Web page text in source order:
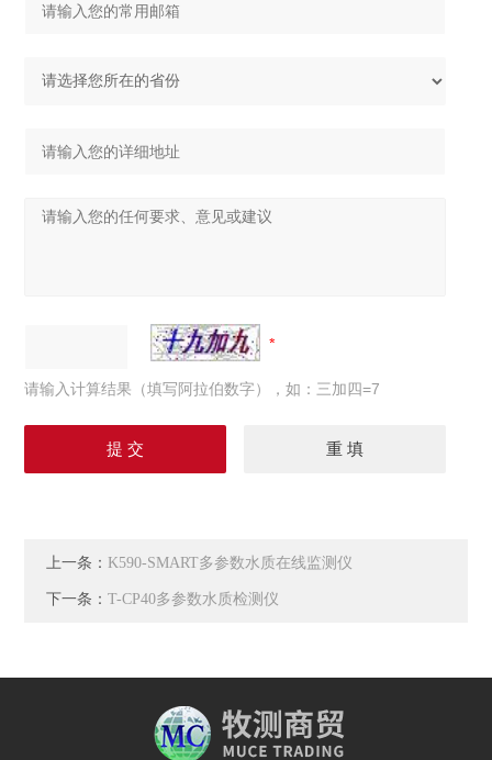
请输入计算结果（填写阿拉伯数字），如：三加四=7
上一条： K590-SMART多参数水质在线监测仪
下一条：T-CP40多参数水质检测仪